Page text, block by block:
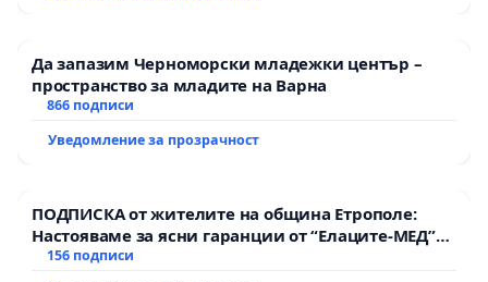
Да запазим Черноморски младежки център –
пространство за младите на Варна
866 подписи
Уведомление за прозрачност
ПОДПИСКА от жителите на община Етрополе:
Настояваме за ясни гаранции от “Елаците-МЕД”
АД и от държавата, че ще се изпълнят всички
156 подписи